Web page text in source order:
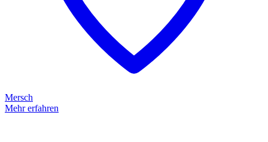
Mersch
Mehr erfahren